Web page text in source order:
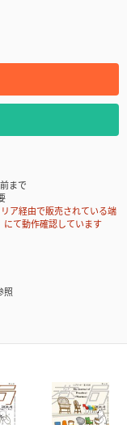
まで
ア経由で販売されている端
にて動作確認しています
照